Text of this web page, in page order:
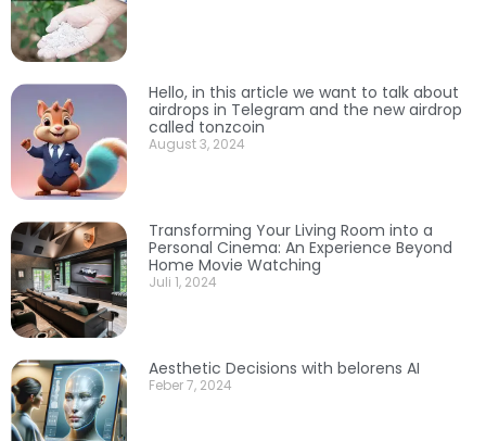
Hello, in this article we want to talk about
airdrops in Telegram and the new airdrop
called tonzcoin
August 3, 2024
Transforming Your Living Room into a
Personal Cinema: An Experience Beyond
Home Movie Watching
Juli 1, 2024
Aesthetic Decisions with belorens AI
Feber 7, 2024